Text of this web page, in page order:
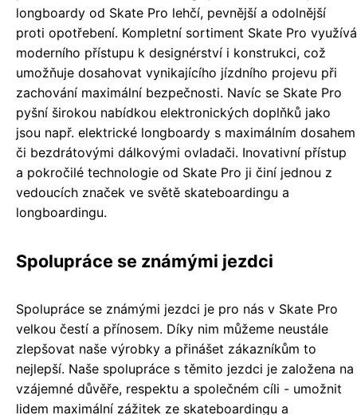
longboardy od Skate Pro lehčí, pevnější a odolnější
proti opotřebení. Kompletní sortiment Skate Pro využívá
moderního přístupu k designérství i konstrukci, což
umožňuje dosahovat vynikajícího jízdního projevu při
zachování maximální bezpečnosti. Navíc se Skate Pro
pyšní širokou nabídkou elektronických doplňků jako
jsou např. elektrické longboardy s maximálním dosahem
či bezdrátovými dálkovými ovladači. Inovativní přístup
a pokročilé technologie od Skate Pro ji činí jednou z
vedoucích značek ve světě skateboardingu a
longboardingu.
Spolupráce se známými jezdci
Spolupráce se známými jezdci je pro nás v Skate Pro
velkou čestí a přínosem. Díky nim můžeme neustále
zlepšovat naše výrobky a přinášet zákazníkům to
nejlepší. Naše spolupráce s těmito jezdci je založena na
vzájemné důvěře, respektu a společném cíli - umožnit
lidem maximální zážitek ze skateboardingu a